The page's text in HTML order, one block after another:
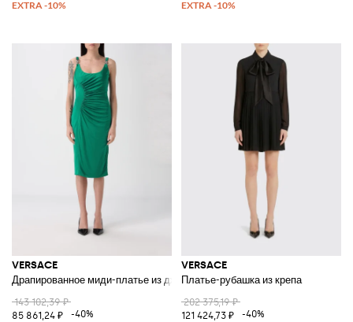
VERSACE
Драпированное миди-платье из джерси
143 102,39 ₽
85 861,24 ₽
-40%
VERSACE
Платье-рубашка из крепа
202 375,19 ₽
121 424,73 ₽
-40%